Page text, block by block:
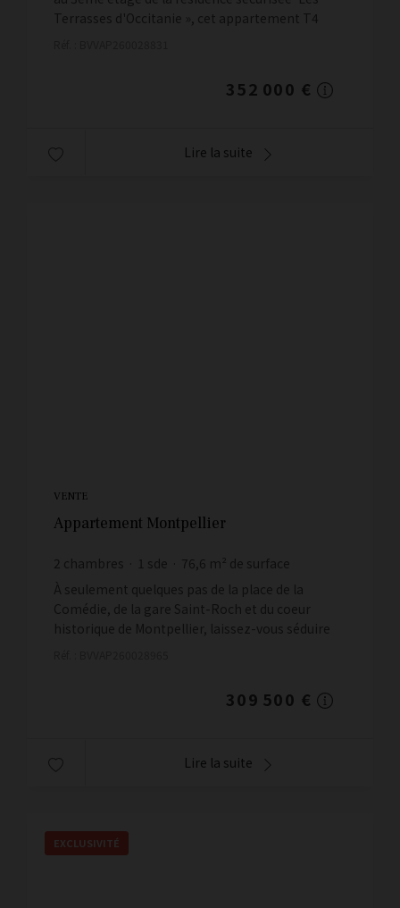
Terrasses d'Occitanie », cet appartement T4
352 000 €
Lire la suite
VENTE
Appartement Montpellier
2 chambres 1 sde 76,6 m² de surface
4 040,47 € prix / m²
À seulement quelques pas de la place de la
Comédie, de la gare Saint-Roch et du coeur
historique de Montpellier, laissez-vous séduire
309 500 €
Lire la suite
EXCLUSIVITÉ